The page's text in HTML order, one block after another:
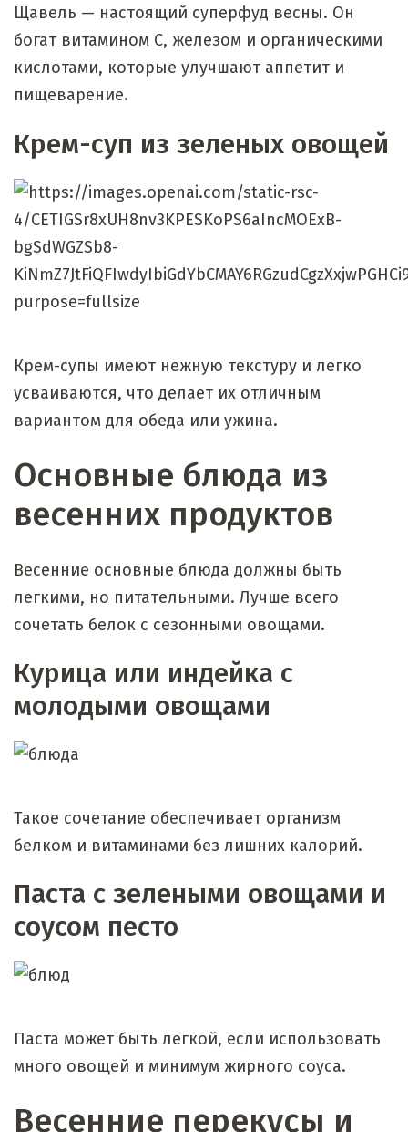
Щавель — настоящий суперфуд весны. Он
богат витамином С, железом и органическими
кислотами, которые улучшают аппетит и
пищеварение.
Крем-суп из зеленых овощей
Крем-супы имеют нежную текстуру и легко
усваиваются, что делает их отличным
вариантом для обеда или ужина.
Основные блюда из
весенних продуктов
Весенние основные блюда должны быть
легкими, но питательными. Лучше всего
сочетать белок с сезонными овощами.
Курица или индейка с
молодыми овощами
Такое сочетание обеспечивает организм
белком и витаминами без лишних калорий.
Паста с зелеными овощами и
соусом песто
Паста может быть легкой, если использовать
много овощей и минимум жирного соуса.
Весенние перекусы и